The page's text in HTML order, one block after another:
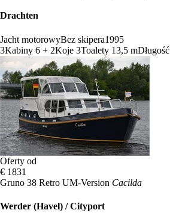
Drachten
Jacht motorowyBez skipera1995
3Kabiny 6 + 2Koje 3Toalety 13,5 mDługość
Oferty od
€ 1831
Gruno 38 Retro UM-Version Cacilda
Werder (Havel) / Cityport